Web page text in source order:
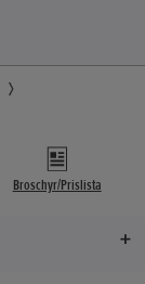
Broschyr/Prislista